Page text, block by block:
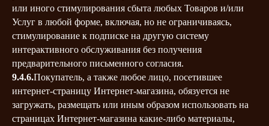
или иного стимулирования сбыта любых Товаров и/или
Услуг в любой форме, включая, но не ограничиваясь,
стимулирование к подписке на другую систему
интерактивного обслуживания без получения
предварительного письменного согласия.
9.4.6.Покупатель, а также любое лицо, посетившее
интернет-страницу Интернет-магазина, обязуется не
загружать, размещать или иным образом использовать на
страницах Интернет-магазина какие-либо материалы,